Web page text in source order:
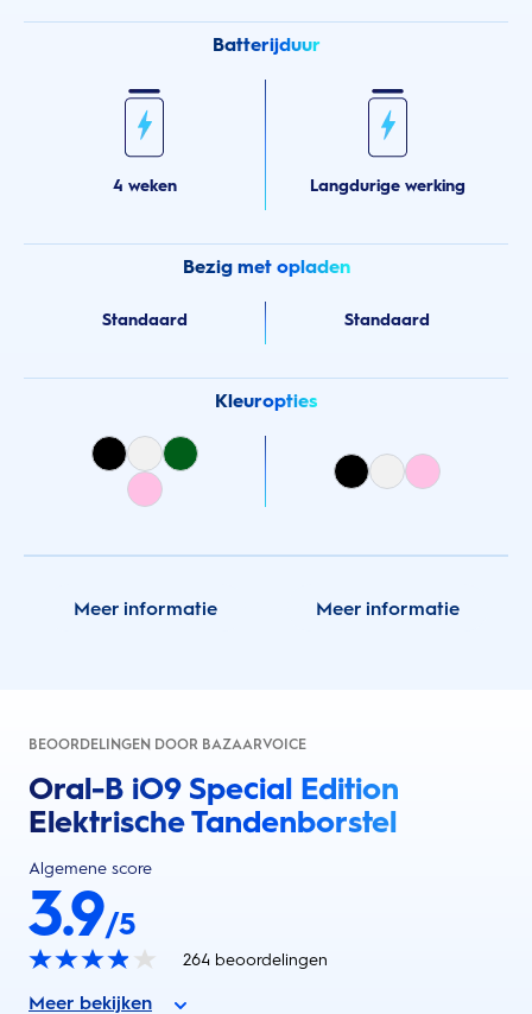
Batterijduur
4 weken Langdurige werking
Bezig met opladen
Standaard Standaard
Kleuropties
Meer informatie Meer informatie
BEOORDELINGEN DOOR BAZAARVOICE
Oral-B iO9 Special Edition
Elektrische Tandenborstel
Algemene score
3.9/5
264 beoordelingen
Meer bekijken